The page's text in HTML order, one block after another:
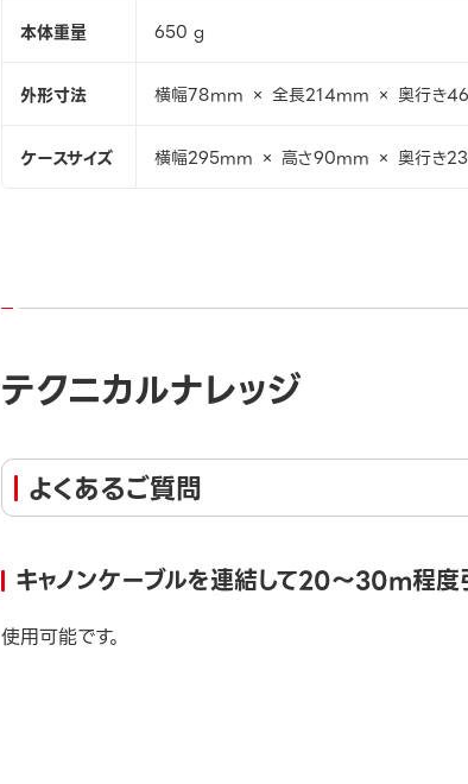
本体重量 650 g
外形寸法 横幅78mm × 全長214mm × 奥行き
ケースサイズ 横幅295mm × 高さ90mm × 奥行き
テクニカルナレッジ
よくあるご質問
キャノンケーブルを連結して20～30m程度
使用可能です。